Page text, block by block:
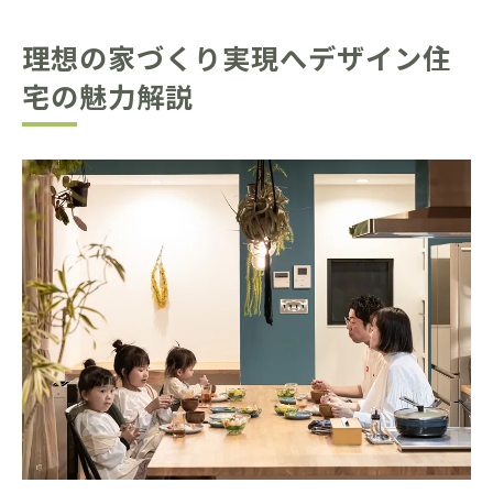
理想の家づくり実現へデザイン住
宅の魅力解説